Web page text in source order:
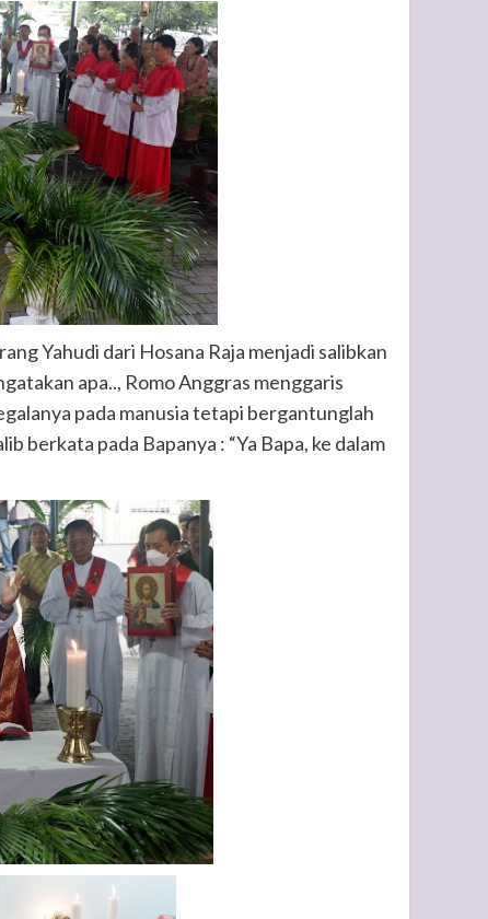
Yahudi dari Hosana Raja menjadi salibkan
apa.., Romo Anggras menggaris
pada manusia tetapi bergantunglah
berkata pada Bapanya : “Ya Bapa, ke dalam